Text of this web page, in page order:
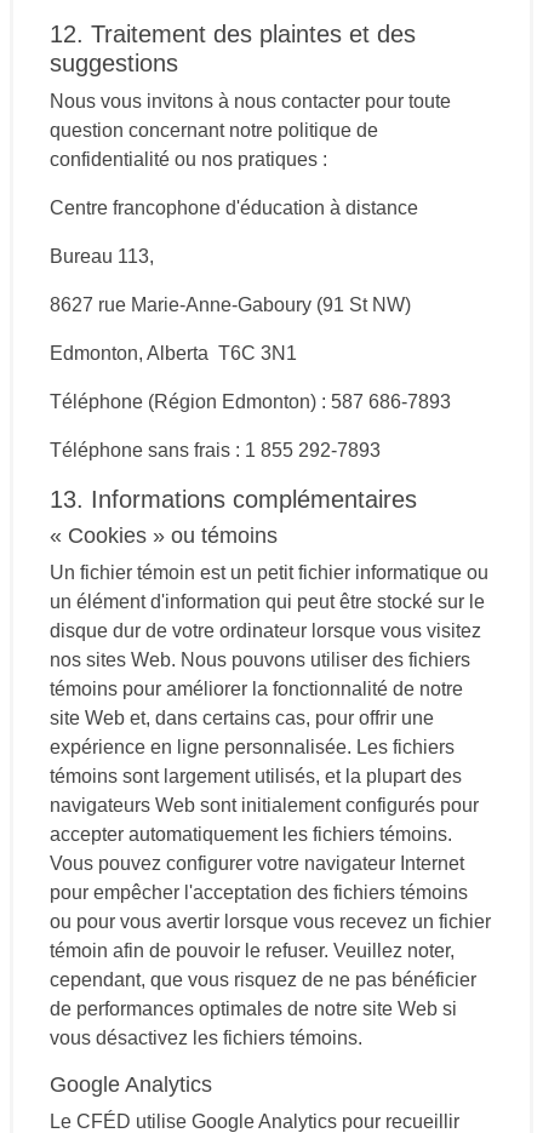
12. Traitement des plaintes et des
suggestions
Nous vous invitons à nous contacter pour toute
question concernant notre politique de
confidentialité ou nos pratiques :
Centre francophone d'éducation à distance
Bureau 113,
8627 rue Marie-Anne-Gaboury (91 St NW)
Edmonton, Alberta T6C 3N1
Téléphone (Région Edmonton) : 587 686-7893
Téléphone sans frais : 1 855 292-7893
13. Informations complémentaires
« Cookies » ou témoins
Un fichier témoin est un petit fichier informatique ou
un élément d'information qui peut être stocké sur le
disque dur de votre ordinateur lorsque vous visitez
nos sites Web. Nous pouvons utiliser des fichiers
témoins pour améliorer la fonctionnalité de notre
site Web et, dans certains cas, pour offrir une
expérience en ligne personnalisée. Les fichiers
témoins sont largement utilisés, et la plupart des
navigateurs Web sont initialement configurés pour
accepter automatiquement les fichiers témoins.
Vous pouvez configurer votre navigateur Internet
pour empêcher l'acceptation des fichiers témoins
ou pour vous avertir lorsque vous recevez un fichier
témoin afin de pouvoir le refuser. Veuillez noter,
cependant, que vous risquez de ne pas bénéficier
de performances optimales de notre site Web si
vous désactivez les fichiers témoins.
Google Analytics
Le CFÉD utilise Google Analytics pour recueillir